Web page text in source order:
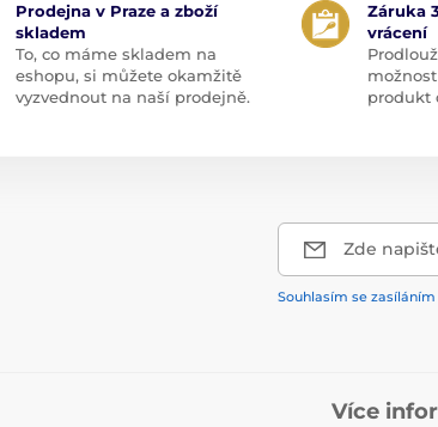
Prodejna v Praze a zboží
skladem
To, co máme skladem na
eshopu, si můžete okamžitě
vyzvednout na naší prodejně.
Záruka
vrácení
produkt
Zde
Souhlasím se
Více